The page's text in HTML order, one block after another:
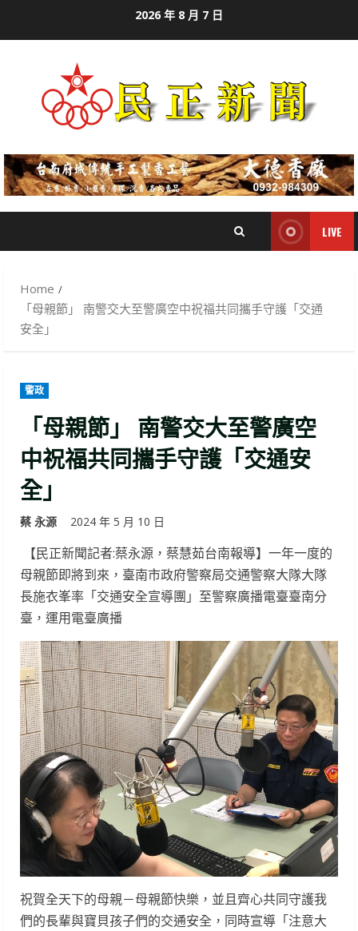
2026 年 8 月 7 日
LIVE
Home
「母親節」 南警交大至警廣空中祝福共同攜手守護「交通
安全」
警政
「母親節」 南警交大至警廣空
中祝福共同攜手守護「交通安
全」
蔡 永源 2024 年 5 月 10 日
【民正新聞記者:蔡永源，蔡慧茹台南報導】一年一度的
母親節即將到來，臺南市政府警察局交通警察大隊大隊
長施衣峯率「交通安全宣導團」至警察廣播電臺臺南分
臺，運用電臺廣播
祝賀全天下的母親－母親節快樂，並且齊心共同守護我
們的長輩與寶貝孩子們的交通安全，同時宣導「注意大